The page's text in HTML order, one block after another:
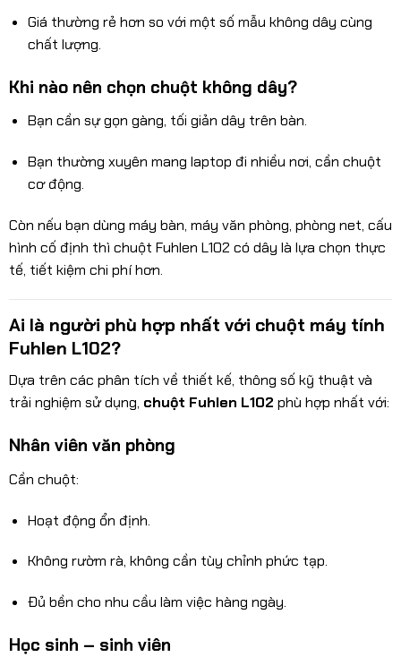
Giá thường rẻ hơn so với một số mẫu không dây cùng
chất lượng.
Khi nào nên chọn chuột không dây?
Bạn cần sự gọn gàng, tối giản dây trên bàn.
Bạn thường xuyên mang laptop đi nhiều nơi, cần chuột
cơ động.
Còn nếu bạn dùng máy bàn, máy văn phòng, phòng net, cấu
hình cố định thì chuột Fuhlen L102 có dây là lựa chọn thực
tế, tiết kiệm chi phí hơn.
Ai là người phù hợp nhất với chuột máy tính
Fuhlen L102?
Dựa trên các phân tích về thiết kế, thông số kỹ thuật và
trải nghiệm sử dụng, chuột Fuhlen L102 phù hợp nhất với:
Nhân viên văn phòng
Cần chuột:
Hoạt động ổn định.
Không rườm rà, không cần tùy chỉnh phức tạp.
Đủ bền cho nhu cầu làm việc hàng ngày.
Học sinh – sinh viên